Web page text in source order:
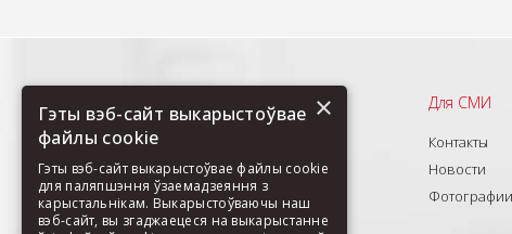
Рекомендуем
О нас
Продукты
Новинки
Изделия под заказ
Для СМИ
Контакты
Новости
Фотографии
×
Гэты вэб-сайт выкарыстоўвае
файлы cookie
Гэты вэб-сайт выкарыстоўвае файлы cookie
для паляпшэння ўзаемадзеяння з
карыстальнікам. Выкарыстоўваючы наш
вэб-сайт, вы згаджаецеся на выкарыстанне